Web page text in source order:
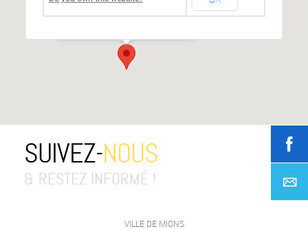
MIONS
SUIVEZ-NOUS
& RESTEZ INFORMÉ !
VILLE DE MIONS